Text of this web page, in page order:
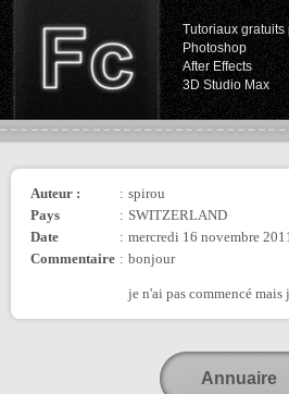
Tutoriaux gratuits
Photoshop
After Effects
3D Studio Max
Auteur : : spirou
Pays
: SWITZERLAND
Date
: mercredi 16 novembre
Commentaire : bonjour
je n'ai pas commencé
Annuaire